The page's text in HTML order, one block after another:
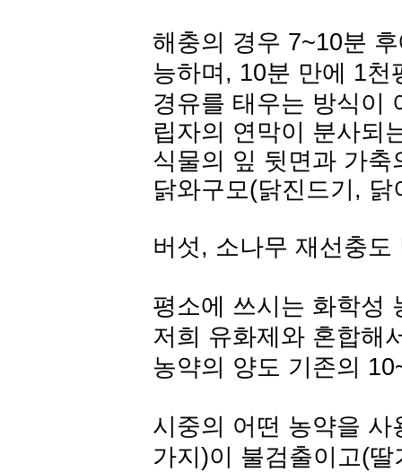
해충의 경우 7~10분
능하며, 10분 만에 1천
경유를 태우는 방식이
립자의 연막이 분사되
식물의 잎 뒷면과 가
닭와구모(닭진드기,
버섯, 소나무 재선충
평소에 쓰시는 화학성
저희 유화제와 혼합해
농약의 양도 기존의
시중의 어떤 농약을
가지)이 불검출이고(